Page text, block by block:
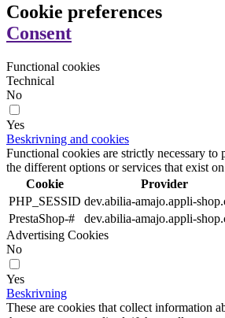
Cookie preferences
Consent
Functional cookies
Technical
No
Yes
Beskrivning and cookies
Functional cookies are strictly necessary
the different options or services that exist
Cookie
Provider
PHP_SESSID dev.abilia-amajo.appli-
PrestaShop-#
dev.abilia-amajo.appli-
Advertising Cookies
No
Yes
Beskrivning
These are cookies that collect information